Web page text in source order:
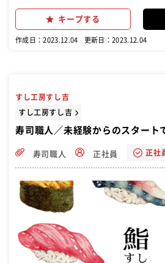
理場の清掃などが主な業務。 寿司の経験が
があり、安心して活躍できます。 ますま
キープする
作成日：2023.12.04 更新日：2023.12.04
すし工房すし吉
すし工房すし吉
寿司職人／未経験からのスタート
寿司職人 正社員 正社